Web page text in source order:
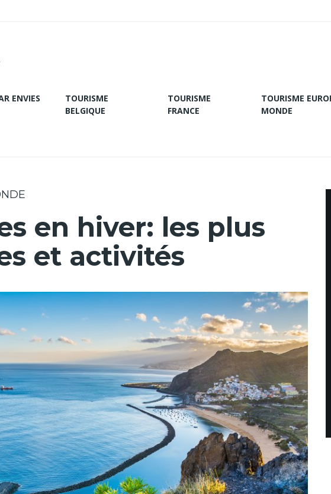
ENVIES
TOURISME
BELGIQUE
TOURISME
FRANCE
TOURISME
MONDE
en hiver: les plus
et activités